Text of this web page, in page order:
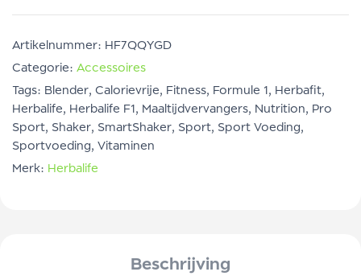
Artikelnummer: HF7QQYGD
Categorie: Accessoires
Tags: Blender, Calorievrije, Fitness, Formule 1, Herbafit,
Herbalife, Herbalife F1, Maaltijdvervangers, Nutrition, Pro
Sport, Shaker, SmartShaker, Sport, Sport Voeding,
Sportvoeding, Vitaminen
Merk: Herbalife
Beschrijving